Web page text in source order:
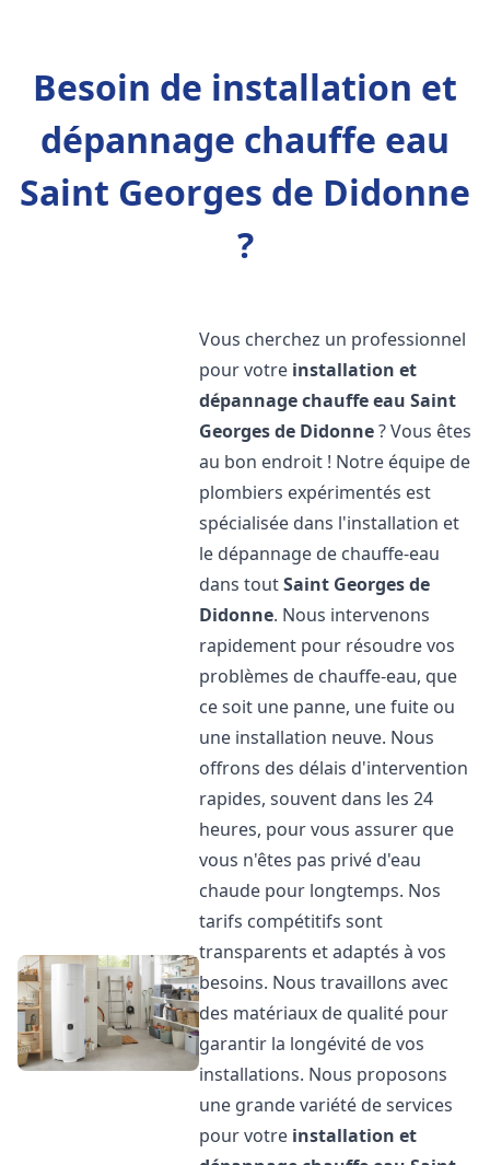
Besoin de installation et
dépannage chauffe eau
Saint Georges de Didonne
?
Vous cherchez un professionnel
pour votre installation et
dépannage chauffe eau Saint
Georges de Didonne? Vous êtes
au bon endroit ! Notre équipe de
plombiers expérimentés est
spécialisée dans l'installation et
le dépannage de chauffe-eau
dans toutSaint Georges de
Didonne. Nous intervenons
rapidement pour résoudre vos
problèmes de chauffe-eau, que
ce soit une panne, une fuite ou
une installation neuve. Nous
offrons des délais d'intervention
rapides, souvent dans les 24
heures, pour vous assurer que
vous n'êtes pas privé d'eau
chaude pour longtemps. Nos
tarifs compétitifs sont
transparents et adaptés à vos
besoins. Nous travaillons avec
des matériaux de qualité pour
garantir la longévité de vos
installations. Nous proposons
une grande variété de services
pour votre installation et